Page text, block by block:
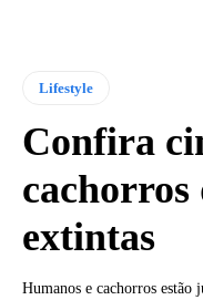
Lifestyle
Confira
extintas
Humanos e cachorros estão